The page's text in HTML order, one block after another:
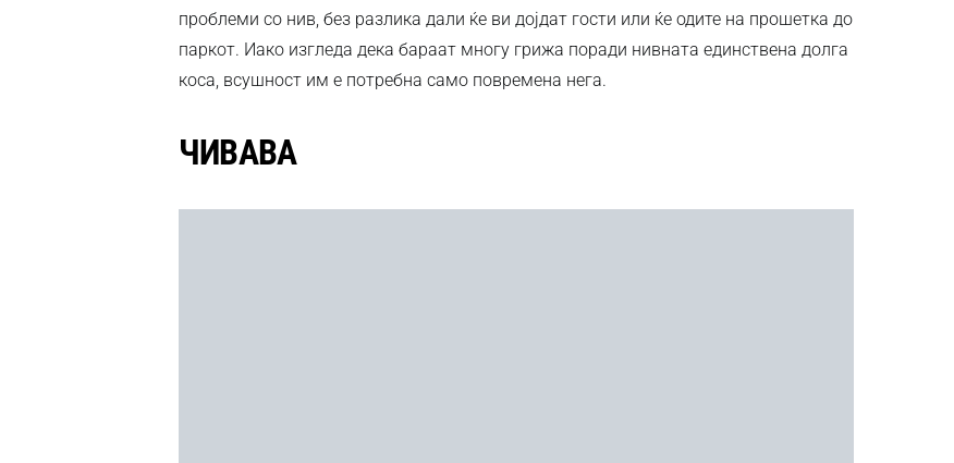
проблеми со нив, без разлика дали ќе ви дојдат гости или ќе одите на прошетка до
паркот. Иако изгледа дека бараат многу грижа поради нивната единствена долга
коса, всушност им е потребна само повремена нега.
ЧИВАВА